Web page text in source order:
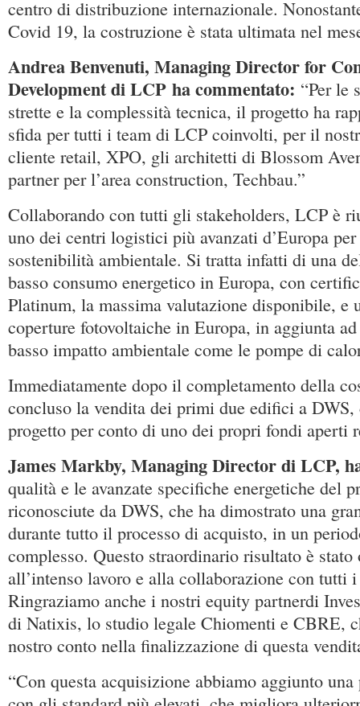
centro di distribuzione internazionale.
Covid 19, la costruzione è stata ultimata nel
Andrea Benvenuti, Managing Director for
Development di LCP ha commentato: “Per le
strette e la complessità tecnica, il progetto ha
sfida per tutti i team di LCP coinvolti, per il
cliente retail, XPO, gli architetti di Blossom
partner per l’area construction, Techbau.”
Collaborando con tutti gli stakeholders, LCP è
uno dei centri logistici più avanzati d’Europa
sostenibilità ambientale. Si tratta infatti di una
basso consumo energetico in Europa, con
Platinum, la massima valutazione disponibile, e
coperture fotovoltaiche in Europa, in aggiunta
basso impatto ambientale come le pompe di
Immediatamente dopo il completamento della
concluso la vendita dei primi due edifici a
progetto per conto di uno dei propri fondi aperti
James Markby, Managing Director di LCP,
qualità e le avanzate specifiche energetiche del
riconosciute da DWS, che ha dimostrato una
durante tutto il processo di acquisto, in un
complesso. Questo straordinario risultato è stato
all’intenso lavoro e alla collaborazione con tutti
Ringraziamo anche i nostri equity partnerdi
di Natixis, lo studio legale Chiomenti e CBRE,
nostro conto nella finalizzazione di questa
“Con questa acquisizione abbiamo aggiunto